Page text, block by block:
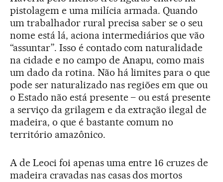
pistolagem e uma milícia armada. Quando
um trabalhador rural precisa saber se o seu
nome está lá, aciona intermediários que vão
“assuntar”. Isso é contado com naturalidade
na cidade e no campo de Anapu, como mais
um dado da rotina. Não há limites para o que
pode ser naturalizado nas regiões em que ou
o Estado não está presente – ou está presente
a serviço da grilagem e da extração ilegal de
madeira, o que é bastante comum no
território amazônico.
A de Leoci foi apenas uma entre 16 cruzes de
madeira cravadas nas casas dos mortos